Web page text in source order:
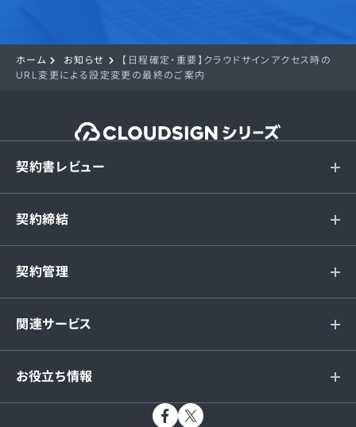
ホーム お知らせ
【日程確定・重要】クラウドサインアクセス時の
URL変更による設定変更の最終のご案内
契約書レビュー
契約締結
契約管理
関連サービス
お役立ち情報